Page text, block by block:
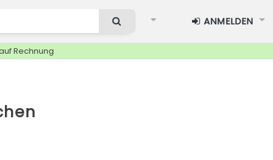
ANMELDEN
Rechnung